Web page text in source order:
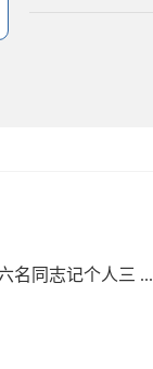
名同志记个人三 ...